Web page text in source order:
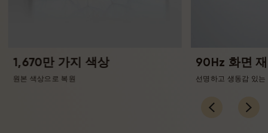
1,670만 가지 색상
원본 색상으로 복원
90Hz 화면
선명하고 생동감 있는